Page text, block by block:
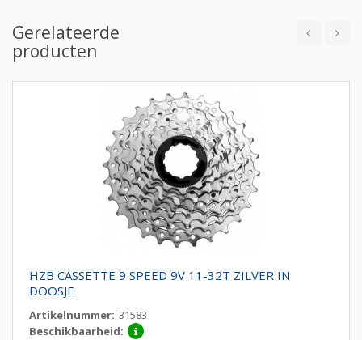
Gerelateerde
producten
HZB CASSETTE 9 SPEED 9V 11-32T ZILVER IN
DOOSJE
Artikelnummer: 31583
Beschikbaarheid: